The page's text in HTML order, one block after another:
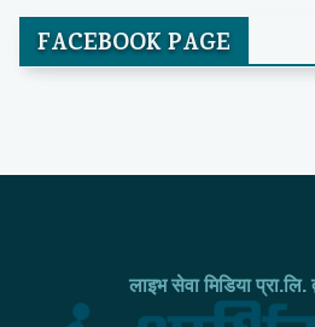
FACEBOOK PAGE
लाइभ सेवा मिडिया प्रा.लि.